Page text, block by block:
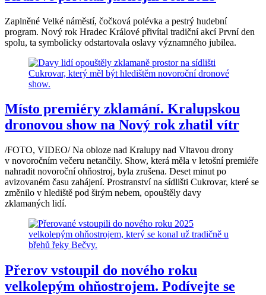
Zaplněné Velké náměstí, čočková polévka a pestrý hudební
program. Nový rok Hradec Králové přivítal tradiční akcí První den
spolu, ta symbolicky odstartovala oslavy významného jubilea.
Místo premiéry zklamání. Kralupskou
dronovou show na Nový rok zhatil vítr
/FOTO, VIDEO/ Na obloze nad Kralupy nad Vltavou drony
v novoročním večeru netančily. Show, která měla v letošní premiéře
nahradit novoroční ohňostroj, byla zrušena. Deset minut po
avizovaném času zahájení. Prostranství na sídlišti Cukrovar, které se
změnilo v hlediště pod širým nebem, opouštěly davy
zklamaných lidí.
Přerov vstoupil do nového roku
velkolepým ohňostrojem. Podívejte se